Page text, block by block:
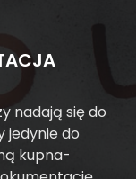
nadają się do
jedynie do
kupna-